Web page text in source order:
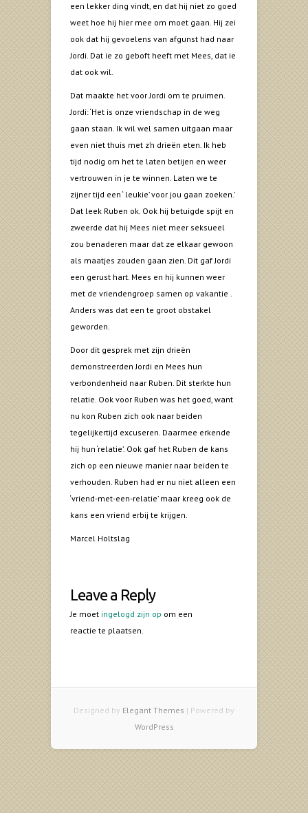
een lekker ding vindt, en dat hij niet zo goed
weet hoe hij hier mee om moet gaan. Hij zei
ook dat hij gevoelens van afgunst had naar
Jordi. Dat ie zo geboft heeft met Mees, dat ie
dat ook wil.
Dat maakte het voor Jordi om te pruimen.
Jordi: ‘Het is onze vriendschap in de weg
gaan staan. Ik wil wel samen uitgaan maar
even niet thuis met z’n drieën eten. Ik heb
tijd nodig om het te laten betijen en weer
vertrouwen in je te winnen. Laten we te
zijner tijd een ‘ leukie’ voor jou gaan zoeken.’
Dat leek Ruben ok. Ook hij betuigde spijt en
zweerde dat hij Mees niet meer seksueel
zou benaderen maar dat ze elkaar gewoon
als maatjes zouden gaan zien. Dit gaf Jordi
een gerust hart. Mees en hij kunnen weer
met de vriendengroep samen op vakantie .
Anders was dat een te groot obstakel
geworden.
Door dit gesprek met zijn drieën
demonstreerden Jordi en Mees hun
verbondenheid naar Ruben. Dit sterkte hun
relatie. Ook voor Ruben was het goed, want
nu kon Ruben zich ook naar beiden
tegelijkertijd excuseren. Daarmee erkende
hij hun ‘relatie’. Ook gaf het Ruben de kans
zich op een nieuwe manier naar beiden te
verhouden. Ruben had er nu niet alleen een
‘vriend-met-een-relatie’ maar kreeg ook de
kans een vriend erbij te krijgen.
Marcel Holtslag
Leave a Reply
Je moet ingelogd zijn op om een
reactie te plaatsen.
Designed by Elegant Themes | Powered by
WordPress